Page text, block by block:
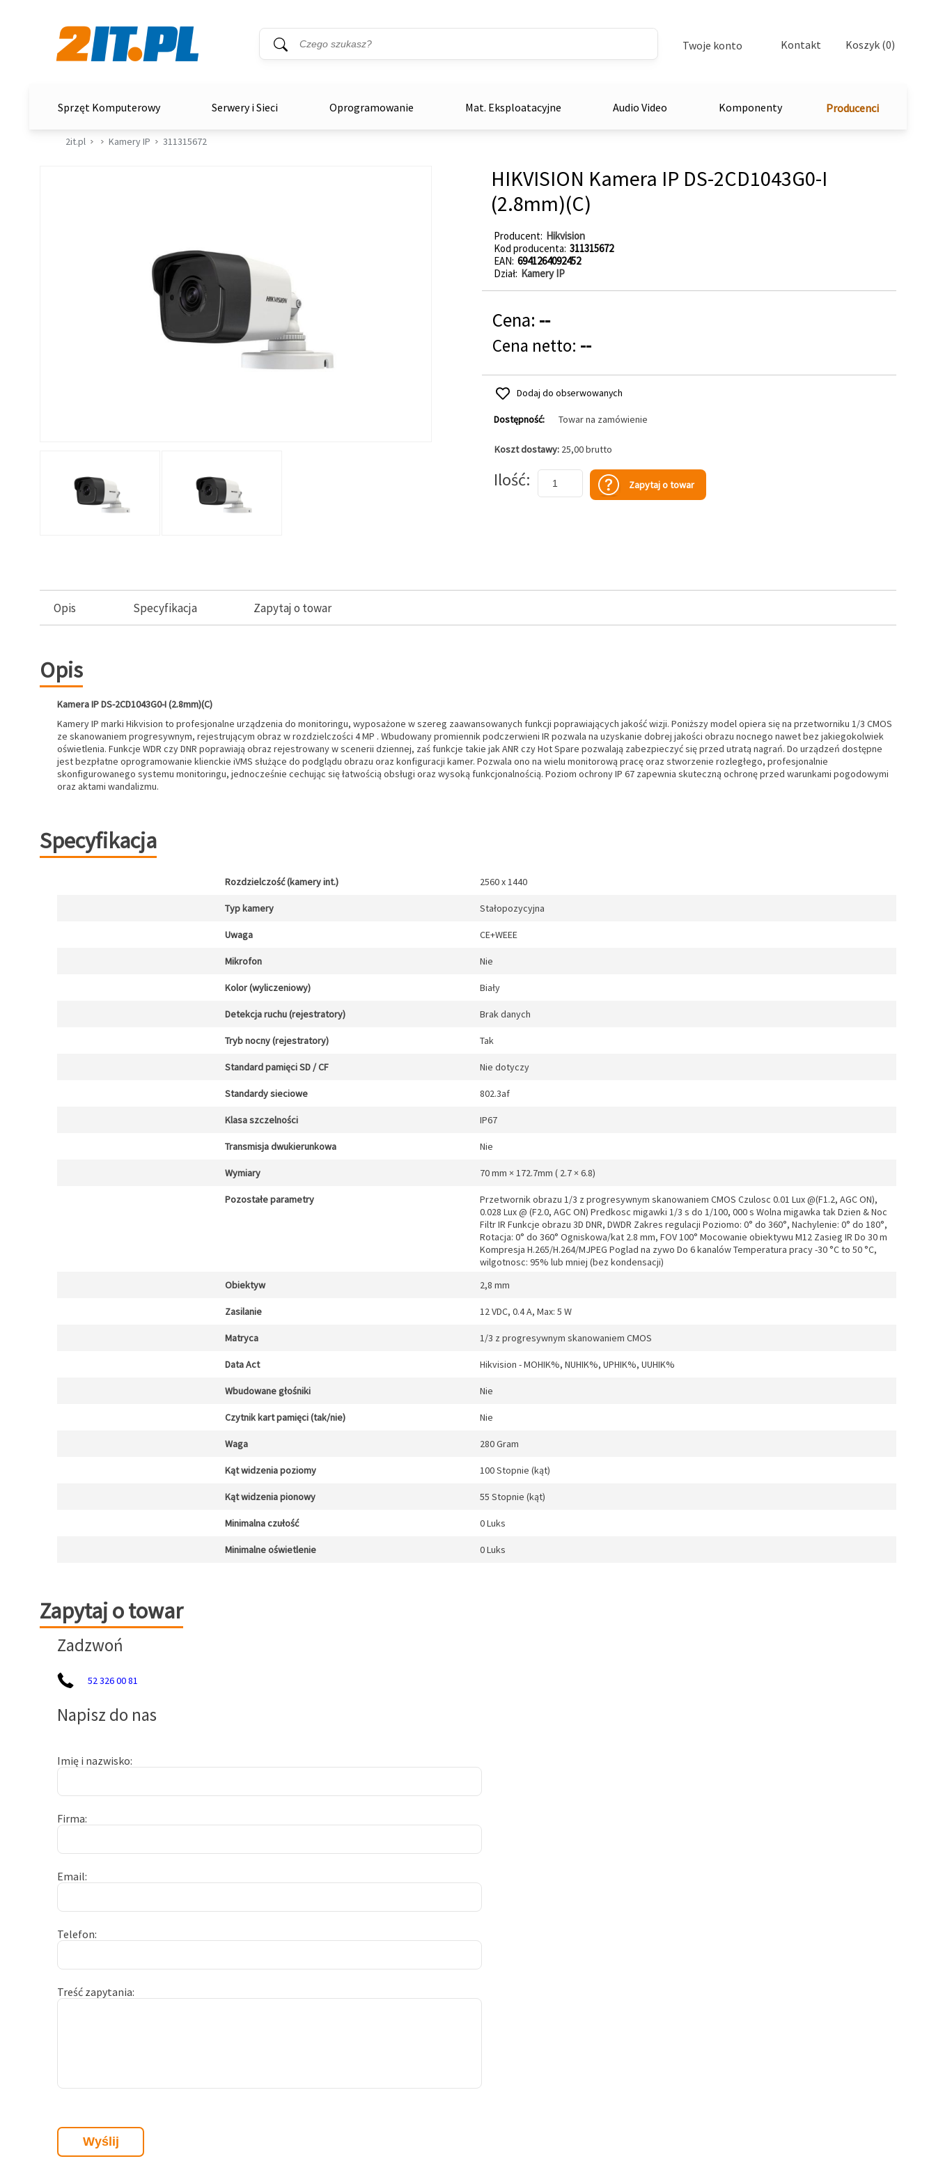
Wyszukiwarka
Słowo kluczowe
Twoje konto Kontakt Koszyk (0)
Sprzęt Komputerowy Serwery i Sieci Oprogramowanie Mat. Eksploatacyjne Audio Video Komponenty Producenci
2it.pl Kamery IP 311315672
HIKVISION Kamera IP DS-2CD1043G0-I
(2.8mm)(C)
Producent Hikvision
Kod producenta 311315672
EAN 6941264092452
Dział Kamery IP
Cena: --
Cena netto: --
Dodaj do obserwowanych
Dostępność: Towar na zamówienie
Koszt dostawy: 25,00 brutto
Ilość Zapytaj o towar
Opis Specyfikacja Zapytaj o towar
Opis
Kamera IP DS-2CD1043G0-I (2.8mm)(C)
Kamery IP marki Hikvision to profesjonalne urządzenia do monitoringu, wyposażone w szereg zaawansowanych funkcji poprawiających jakość wizji. Poniższy model opiera się na przetworniku 1/3 CMOS
ze skanowaniem progresywnym, rejestrującym obraz w rozdzielczości 4 MP . Wbudowany promiennik podczerwieni IR pozwala na uzyskanie dobrej jakości obrazu nocnego nawet bez jakiegokolwiek
oświetlenia. Funkcje WDR czy DNR poprawiają obraz rejestrowany w scenerii dziennej, zaś funkcje takie jak ANR czy Hot Spare pozwalają zabezpieczyć się przed utratą nagrań. Do urządzeń dostępne
jest bezpłatne oprogramowanie klienckie iVMS służące do podglądu obrazu oraz konfiguracji kamer. Pozwala ono na wielu monitorową pracę oraz stworzenie rozległego, profesjonalnie
skonfigurowanego systemu monitoringu, jednocześnie cechując się łatwością obsługi oraz wysoką funkcjonalnością. Poziom ochrony IP 67 zapewnia skuteczną ochronę przed warunkami pogodowymi
oraz aktami wandalizmu.
Specyfikacja
Rozdzielczość (kamery int.) 2560 x 1440
Typ kamery Stałopozycyjna
Uwaga CE+WEEE
Mikrofon Nie
Kolor (wyliczeniowy) Biały
Detekcja ruchu (rejestratory) Brak danych
Tryb nocny (rejestratory) Tak
Standard pamięci SD / CF Nie dotyczy
Standardy sieciowe 802.3af
Klasa szczelności IP67
Transmisja dwukierunkowa Nie
Wymiary 70 mm × 172.7mm ( 2.7 × 6.8)
Pozostałe parametry
Przetwornik obrazu 1/3 z progresywnym skanowaniem CMOS Czulosc 0.01 Lux @(F1.2, AGC ON),
0.028 Lux @ (F2.0, AGC ON) Predkosc migawki 1/3 s do 1/100, 000 s Wolna migawka tak Dzien & Noc
Filtr IR Funkcje obrazu 3D DNR, DWDR Zakres regulacji Poziomo: 0° do 360°, Nachylenie: 0° do 180°,
Rotacja: 0° do 360° Ogniskowa/kat 2.8 mm, FOV 100° Mocowanie obiektywu M12 Zasieg IR Do 30 m
Kompresja H.265/H.264/MJPEG Poglad na zywo Do 6 kanalów Temperatura pracy -30 °C to 50 °C,
wilgotnosc: 95% lub mniej (bez kondensacji)
Obiektyw
2,8 mm
Zasilanie 12 VDC, 0.4 A, Max: 5 W
Matryca 1/3 z progresywnym skanowaniem CMOS
Data Act Hikvision - MOHIK%, NUHIK%, UPHIK%, UUHIK%
Wbudowane głośniki Nie
Czytnik kart pamięci (tak/nie) Nie
Waga 280 Gram
Kąt widzenia poziomy 100 Stopnie (kąt)
Kąt widzenia pionowy 55 Stopnie (kąt)
Minimalna czułość 0 Luks
Minimalne oświetlenie 0 Luks
Zapytaj o towar
Zapytaj o towar
Zadzwoń
52 326 00 81
Napisz do nas
Imię i nazwisko
Firma
Email
Telefon
Treść zapytania